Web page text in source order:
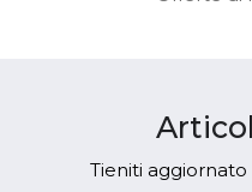
Tieniti